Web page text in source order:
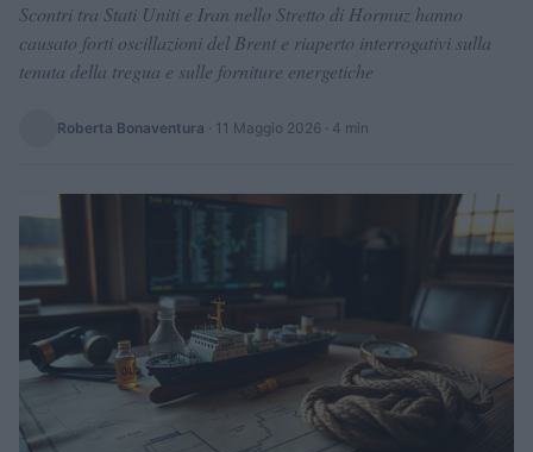
Scontri tra Stati Uniti e Iran nello Stretto di Hormuz hanno
causato forti oscillazioni del Brent e riaperto interrogativi sulla
tenuta della tregua e sulle forniture energetiche
Roberta Bonaventura · 11 Maggio 2026 · 4 min